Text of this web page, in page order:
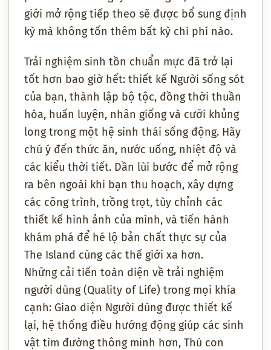
giới mở rộng tiếp theo sẽ được bổ sung định
kỳ mà không tốn thêm bất kỳ chi phí nào.
Trải nghiệm sinh tồn chuẩn mực đã trở lại
tốt hơn bao giờ hết: thiết kế Người sống sót
của bạn, thành lập bộ tộc, đồng thời thuần
hóa, huấn luyện, nhân giống và cưỡi khủng
long trong một hệ sinh thái sống động. Hãy
chú ý đến thức ăn, nước uống, nhiệt độ và
các kiểu thời tiết. Dần lùi bước để mở rộng
ra bên ngoài khi bạn thu hoạch, xây dựng
các công trình, trồng trọt, tùy chỉnh các
thiết kế hình ảnh của mình, và tiến hành
khám phá để hé lộ bản chất thực sự của
The Island cùng các thế giới xa hơn.
Những cải tiến toàn diện về trải nghiệm
người dùng (Quality of Life) trong mọi khía
cạnh: Giao diện Người dùng được thiết kế
lại, hệ thống điều hướng động giúp các sinh
vật tìm đường thông minh hơn, Thú con